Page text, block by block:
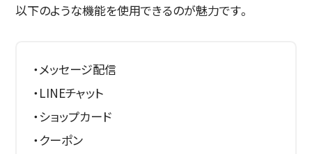
以下のような機能を使用できるのが魅力です。
・メッセージ配信
・LINEチャット
・ショップカード
・クーポン